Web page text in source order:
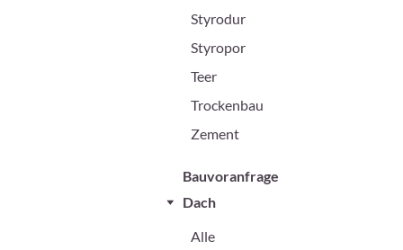
Styrodur
Styropor
Teer
Trockenbau
Zement
Bauvoranfrage
Dach
Alle